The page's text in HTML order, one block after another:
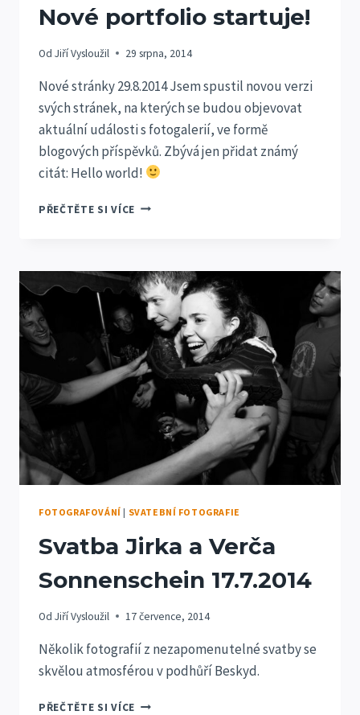
Nové portfolio startuje!
Od Jiří Vysloužil 29 srpna, 2014
Nové stránky 29.8.2014 Jsem spustil novou verzi
svých stránek, na kterých se budou objevovat
aktuální události s fotogalerií, ve formě
blogových příspěvků. Zbývá jen přidat známý
citát: Hello world!
PŘEČTĚTE SI VÍCENOVÉ
FOTOGRAFOVÁNÍ | SVATEBNÍ FOTOGRAFIE
Svatba Jirka a Verča
Sonnenschein 17.7.2014
Od Jiří Vysloužil 17 července, 2014
Několik fotografií z nezapomenutelné svatby se
skvělou atmosférou v podhůří Beskyd.
PŘEČTĚTE SI VÍCESVATBA